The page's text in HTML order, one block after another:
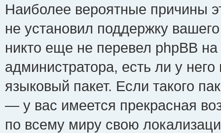
Наиболее вероятные причины
не установил поддержку
никто еще не перевел phpBB
администратора, есть ли у
языковый пакет. Если такого
— у вас имеется прекрасная
по всему миру свою